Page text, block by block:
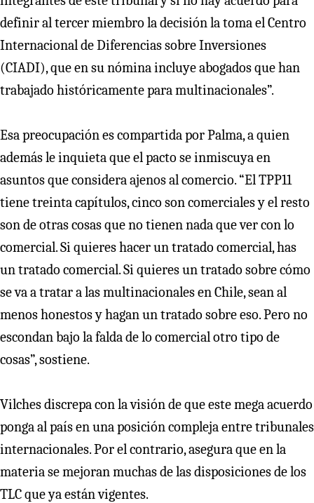
definir al tercer miembro la decisión la toma el Centro
Internacional de Diferencias sobre Inversiones
(CIADI), que en su nómina incluye abogados que han
trabajado históricamente para multinacionales”.
Esa preocupación es compartida por Palma, a quien
además le inquieta que el pacto se inmiscuya en
asuntos que considera ajenos al comercio. “El TPP11
tiene treinta capítulos, cinco son comerciales y el resto
son de otras cosas que no tienen nada que ver con lo
comercial. Si quieres hacer un tratado comercial, has
un tratado comercial. Si quieres un tratado sobre cómo
se va a tratar a las multinacionales en Chile, sean al
menos honestos y hagan un tratado sobre eso. Pero no
escondan bajo la falda de lo comercial otro tipo de
cosas”, sostiene.
Vilches discrepa con la visión de que este mega acuerdo
ponga al país en una posición compleja entre tribunales
internacionales. Por el contrario, asegura que en la
materia se mejoran muchas de las disposiciones de los
TLC que ya están vigentes.